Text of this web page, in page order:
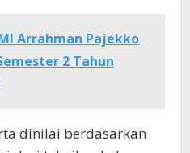
Arrahman Pajekko
2 Tahun
dinilai berdasarkan